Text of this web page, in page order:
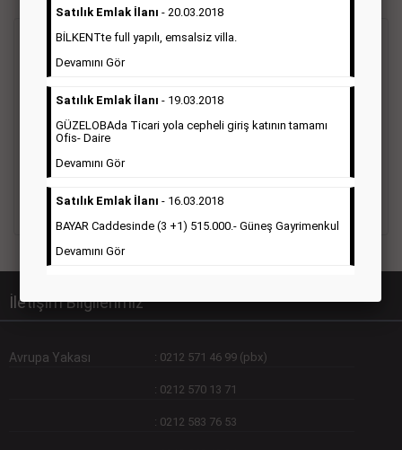
Ticari İlan (Hürriyet Gazetesi Reklam)
Hürriyet gazetesi Ticari ilan; firmaların tanıtımlarının, duyuru
gazetesine verilen ticari ilanları genellikle kurumsal firmalar
ile Finans, İnşaat, Turizm, Eğitim, Otomotiv sektörleri başta
olmak üzere bütün sektörler bu ilan türünü tercih
Detaylı Bilgi & İlan Örnekleri
İletişim Bilgilerimiz
Avrupa Yakası : 0212 571 46 99 (pbx)
: 0212 570 13 71
: 0212 583 76 53
Satılık Emlak İlanı - 20.03.2018
BİLKENTte full yapılı, emsalsiz villa.
Devamını Gör
Satılık Emlak İlanı - 19.03.2018
GÜZELOBAda Ticari yola cepheli giriş katının tamamı
Ofis- Daire
Devamını Gör
Satılık Emlak İlanı - 16.03.2018
BAYAR Caddesinde (3 +1) 515.000.- Güneş Gayrimenkul
Devamını Gör